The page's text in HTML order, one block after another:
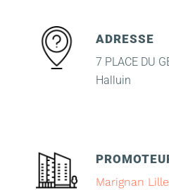
ADRESSE
7 PLACE DU
Halluin
Marignan Lille